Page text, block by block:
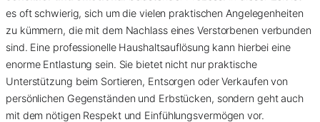
es oft schwierig, sich um die vielen praktischen Angelegenheiten
zu kümmern, die mit dem Nachlass eines Verstorbenen verbunden
sind. Eine professionelle Haushaltsauflösung kann hierbei eine
enorme Entlastung sein. Sie bietet nicht nur praktische
Unterstützung beim Sortieren, Entsorgen oder Verkaufen von
persönlichen Gegenständen und Erbstücken, sondern geht auch
mit dem nötigen Respekt und Einfühlungsvermögen vor.